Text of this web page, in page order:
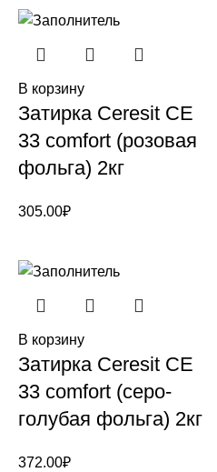
В корзину
Затирка Ceresit CE
33 comfort (розовая
фольга) 2кг
305.00₽
В корзину
Затирка Ceresit CE
33 comfort (серо-
голубая фольга) 2кг
372.00₽